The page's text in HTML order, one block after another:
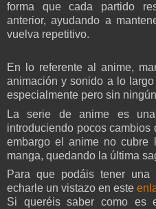
forma que cada partido
anterior, ayudando a
vuelva repetitivo.
En lo referente al anime,
animación y sonido a lo
especialmente pero sin
La serie de anime es
introduciendo pocos cambios
embargo el anime no cubre
manga, quedando la última
Para que podáis tener
echarle un vistazo en este
Si queréis saber como es